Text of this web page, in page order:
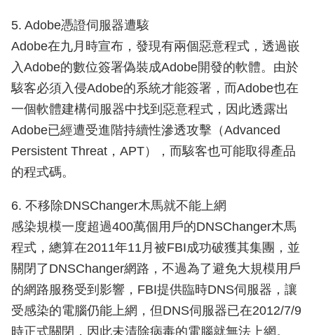
5. Adobe憑證伺服器遭駭
Adobe在九月時宣布，發現有兩個惡意程式，透過嵌
入Adobe的數位簽署偽裝成Adobe開發的軟體。由於
駭客必須入侵Adobe的系統才能簽署，而Adobe也在
一個軟體建構伺服器中找到惡意程式，因此透露出
Adobe已經遭受進階持續性滲透攻擊（Advanced
Persistent Threat，APT），而駭客也可能取得產品
的程式碼。
6. 不移除DNSChanger木馬就不能上網
感染規模一度超過400萬個用戶的DNSChanger木馬
程式，總算在2011年11月被FBI成功破獲其集團，並
關閉了DNSChanger網路，不過為了避免大規模用戶
的網路服務受到影響，FBI提供臨時DNS伺服器，讓
受感染的電腦仍能上網，但DNS伺服器已在2012/7/9
時正式關閉，因此未清除病毒的電腦就無法上網。